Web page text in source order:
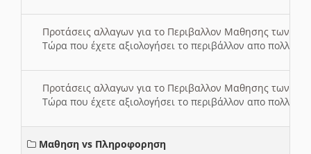
Προτάσεις αλλαγων για το Περιβαλλον Μαθησης των
Τώρα που έχετε αξιολογήσει το περιβάλλον απο πολλές
Προτάσεις αλλαγων για το Περιβαλλον Μαθησης των
Τώρα που έχετε αξιολογήσει το περιβάλλον απο πολλές
Μαθηση vs Πληροφορηση